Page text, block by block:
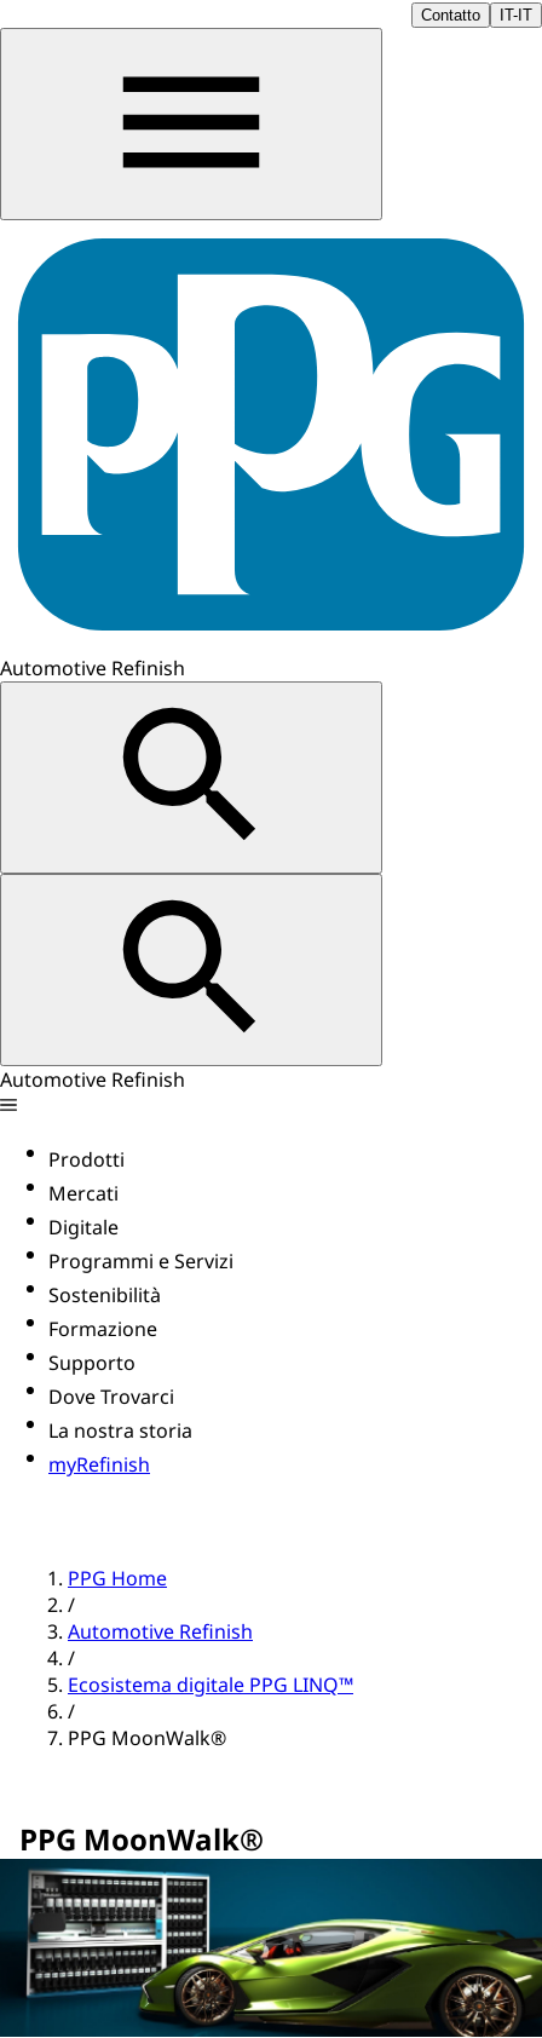
Contatto IT-IT
Automotive Refinish
Automotive Refinish
Prodotti
Mercati
Digitale
Programmi e Servizi
Sostenibilità
Formazione
Supporto
Dove Trovarci
La nostra storia
myRefinish
PPG Home
/
Automotive Refinish
/
Ecosistema digitale PPG LINQ™
/
PPG MoonWalk®
PPG MoonWalk®